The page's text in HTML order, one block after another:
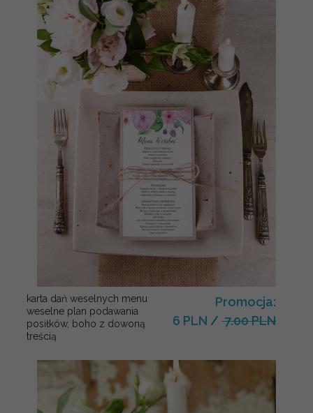
karta dań weselnych menu
weselne plan podawania
posiłków, boho z dowoną
treścią
Promocja:
6 PLN / 7.00 PLN